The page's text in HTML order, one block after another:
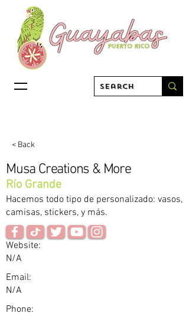
< Back
Musa Creations & More
Río Grande
Hacemos todo tipo de personalizado: vasos,
camisas, stickers, y más.
Website:
N/A
Email:
N/A
Phone: